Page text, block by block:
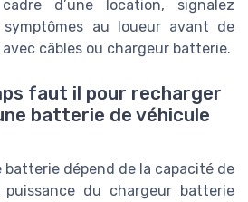
d’une location, signalez
symptômes au loueur avant de
câbles ou chargeur batterie.
faut il pour recharger
batterie de véhicule
batterie dépend de la capacité de
du chargeur batterie